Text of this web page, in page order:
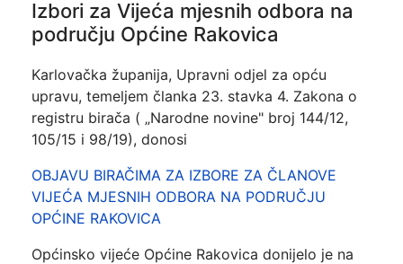
Izbori za Vijeća mjesnih odbora na
području Općine Rakovica
Karlovačka županija, Upravni odjel za opću
upravu, temeljem članka 23. stavka 4. Zakona o
registru birača ( „Narodne novine" broj 144/12,
105/15 i 98/19), donosi
OBJAVU BIRAČIMA ZA IZBORE ZA ČLANOVE
VIJEĆA MJESNIH ODBORA NA PODRUČJU
OPĆINE RAKOVICA
Općinsko vijeće Općine Rakovica donijelo je na